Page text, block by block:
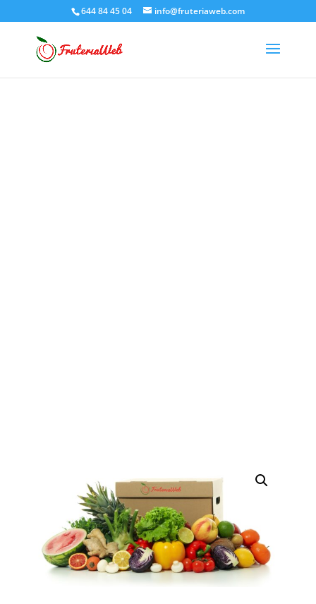
644 84 45 04 info@fruteriaweb.com